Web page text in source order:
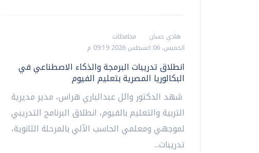
هادي حسان
محافظات
الخميس، 06 اغسطس 2026 09:19 م
انطلاق تدريبات البرمجة والذكاء الاصطناعي في
البكالوريا المصرية بتعليم الفيوم
شهد الدكتور وائل عبدالباري هراس، مدير مديرية
التربية والتعليم بالفيوم، انطلاق البرنامج التدريبي
لموجهي ومعلمي الحاسب الآلي بالمرحلة الثانوية،
تدريبات...